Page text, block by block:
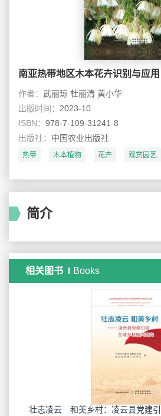
南亚热带地区木本花卉识别与应用
作者： 武丽琼 杜丽清 黄小华
出版时间： 2023-10
ISBN： 978-7-109-31241-8
出版社： 中国农业出版社
热带 木本植物 花卉 观赏园艺
简介
相关图书 Books
壮志凌云 和美乡村：凌云县党建